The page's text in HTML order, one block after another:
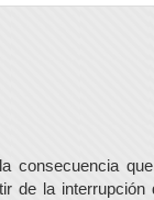
consecuencia
de la interrupción